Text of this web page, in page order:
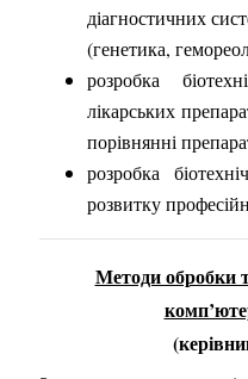
діагностичних
(генетика,
розробка
лікарських
порівнянні
розробка
розвитку
Методи обробки